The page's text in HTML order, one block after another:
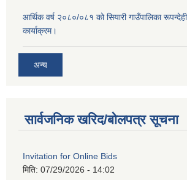
आर्थिक वर्ष २०८०/०८१ को सियारी गाउँपालिका
कार्याक्रम।
अन्य
सार्वजनिक खरिद/बोलपत्र सूचना
Invitation for Online Bids
मिति: 07/29/2026 - 14:02